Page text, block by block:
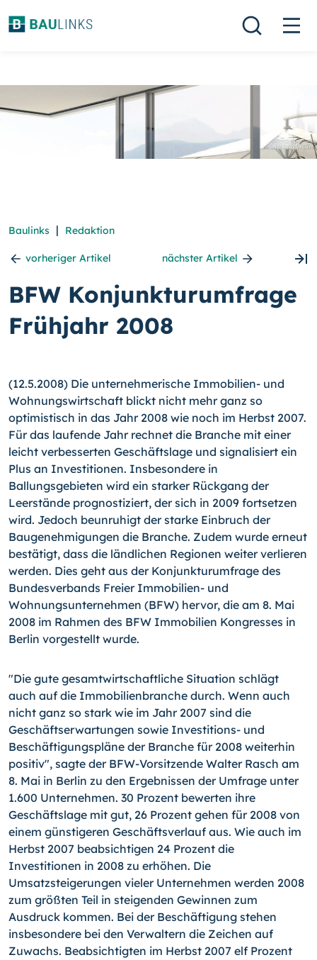
Baulinks | Redaktion
vorheriger Artikel nächster Artikel
BFW Konjunkturumfrage
Frühjahr 2008
(12.5.2008) Die unternehmerische Immobilien- und
Wohnungswirtschaft blickt nicht mehr ganz so
optimistisch in das Jahr 2008 wie noch im Herbst 2007.
Für das laufende Jahr rechnet die Branche mit einer
leicht verbesserten Geschäftslage und signalisiert ein
Plus an Investitionen. Insbesondere in
Ballungsgebieten wird ein starker Rückgang der
Leerstände prognostiziert, der sich in 2009 fortsetzen
wird. Jedoch beunruhigt der starke Einbruch der
Baugenehmigungen die Branche. Zudem wurde erneut
bestätigt, dass die ländlichen Regionen weiter verlieren
werden. Dies geht aus der Konjunkturumfrage des
Bundesverbands Freier Immobilien- und
Wohnungsunternehmen (BFW) hervor, die am 8. Mai
2008 im Rahmen des BFW Immobilien Kongresses in
Berlin vorgestellt wurde.
"Die gute gesamtwirtschaftliche Situation schlägt
auch auf die Immobilienbranche durch. Wenn auch
nicht ganz so stark wie im Jahr 2007 sind die
Geschäftserwartungen sowie Investitions- und
Beschäftigungspläne der Branche für 2008 weiterhin
positiv", sagte der BFW-Vorsitzende Walter Rasch am
8. Mai in Berlin zu den Ergebnissen der Umfrage unter
1.600 Unternehmen. 30 Prozent bewerten ihre
Geschäftslage mit gut, 26 Prozent gehen für 2008 von
einem günstigeren Geschäftsverlauf aus. Wie auch im
Herbst 2007 beabsichtigen 24 Prozent die
Investitionen in 2008 zu erhöhen. Die
Umsatzsteigerungen vieler Unternehmen werden 2008
zum größten Teil in steigenden Gewinnen zum
Ausdruck kommen. Bei der Beschäftigung stehen
insbesondere bei den Verwaltern die Zeichen auf
Zuwachs. Beabsichtigten im Herbst 2007 elf Prozent